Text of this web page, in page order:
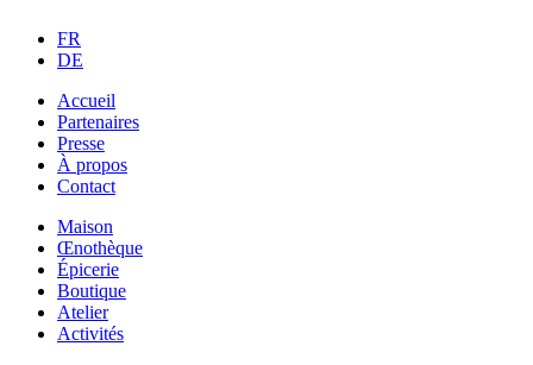
FR
DE
Accueil
Partenaires
Presse
À propos
Contact
Maison
Œnothèque
Épicerie
Boutique
Atelier
Activités